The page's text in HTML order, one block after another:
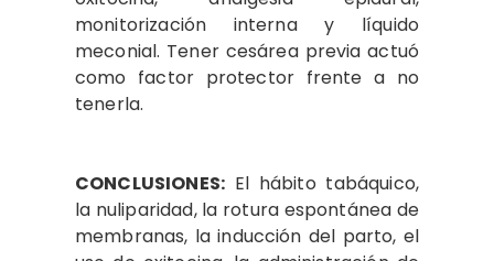
monitorización interna y líquido
meconial. Tener cesárea previa actuó
como factor protector frente a no
tenerla.
CONCLUSIONES:El hábito tabáquico,
la nuliparidad, la rotura espontánea de
membranas, la inducción del parto, el